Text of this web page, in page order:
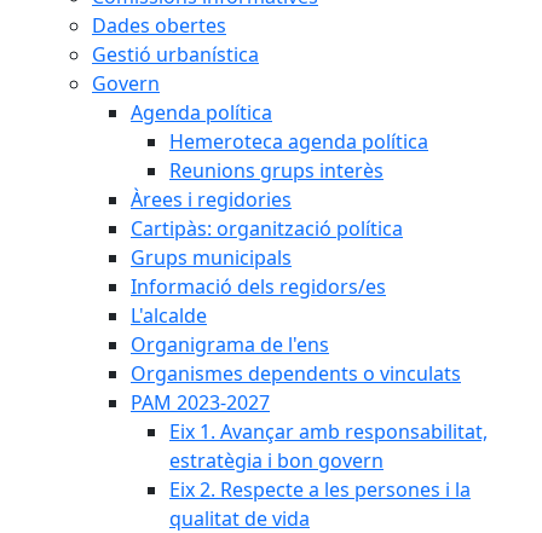
Dades obertes
Gestió urbanística
Govern
Agenda política
Hemeroteca agenda política
Reunions grups interès
Àrees i regidories
Cartipàs: organització política
Grups municipals
Informació dels regidors/es
L'alcalde
Organigrama de l'ens
Organismes dependents o vinculats
PAM 2023-2027
Eix 1. Avançar amb responsabilitat,
estratègia i bon govern
Eix 2. Respecte a les persones i la
qualitat de vida